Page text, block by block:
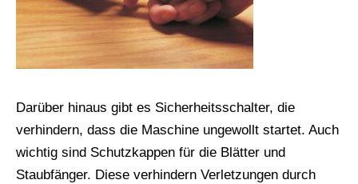
Darüber hinaus gibt es Sicherheitsschalter, die
verhindern, dass die Maschine ungewollt startet. Auch
wichtig sind Schutzkappen für die Blätter und
Staubfänger. Diese verhindern Verletzungen durch